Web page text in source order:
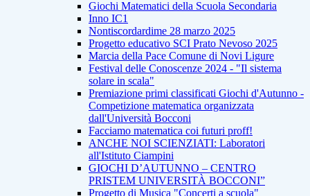
Giochi Matematici della Scuola Secondaria
Inno IC1
Nontiscordardime 28 marzo 2025
Progetto educativo SCI Prato Nevoso 2025
Marcia della Pace Comune di Novi Ligure
Festival delle Conoscenze 2024 - "Il sistema
solare in scala"
Premiazione primi classificati Giochi d'Autunno -
Competizione matematica organizzata
dall'Università Bocconi
Facciamo matematica coi futuri proff!
ANCHE NOI SCIENZIATI: Laboratori
all'Istituto Ciampini
GIOCHI D’AUTUNNO – CENTRO
PRISTEM UNIVERSITÀ BOCCONI”
Progetto di Musica "Concerti a scuola"